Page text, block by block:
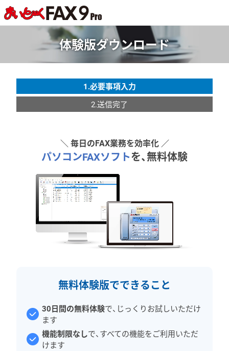
体験版ダウンロード
1.必要事項入力
2.送信完了
＼ 毎日のFAX業務を効率化 ／
パソコンFAXソフトを、無料体験
無料体験版でできること
30日間の無料体験で、じっくりお試しいただけ
ます
機能制限なしで、すべての機能をご利用いただ
けます